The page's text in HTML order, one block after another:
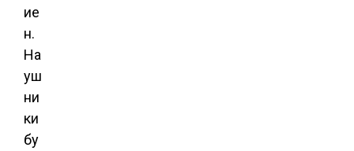
ие
н.
На
уш
ни
ки
бу